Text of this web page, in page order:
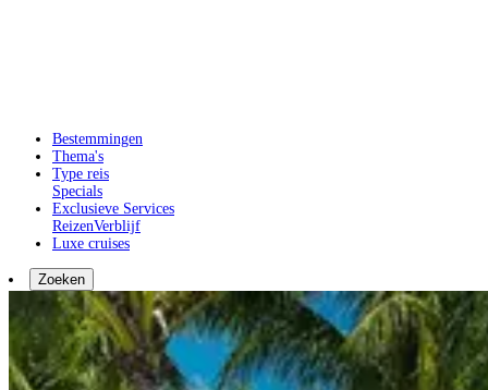
Bestemmingen
Thema's
Type reis
Specials
Exclusieve Services
ReizenVerblijf
Luxe cruises
Zoeken